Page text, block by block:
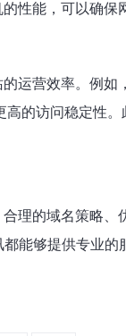
性能，可以确
运营效率。例
的访问稳定性
理的域名策略
能够提供专业